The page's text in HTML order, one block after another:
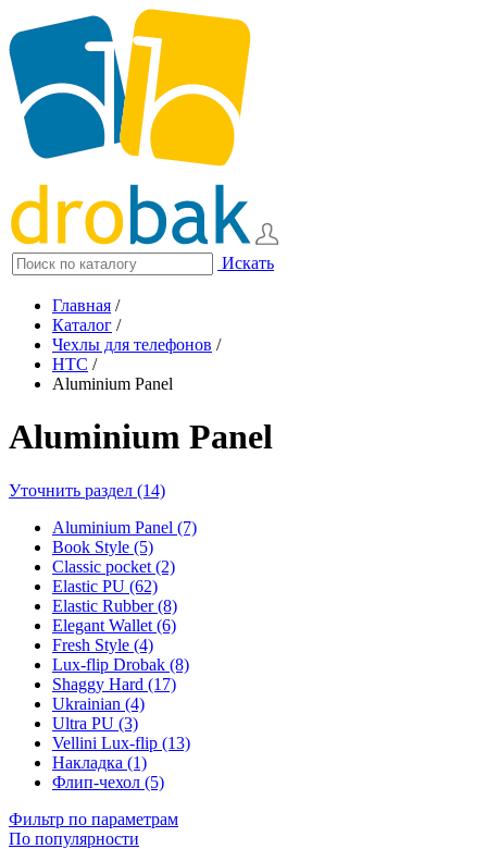
Искать
Главная /
Каталог /
Чехлы для телефонов /
HTC /
Aluminium Panel
Aluminium Panel
Уточнить раздел (14)
Aluminium Panel (7)
Book Style (5)
Classic pocket (2)
Elastic PU (62)
Elastic Rubber (8)
Elegant Wallet (6)
Fresh Style (4)
Lux-flip Drobak (8)
Shaggy Hard (17)
Ukrainian (4)
Ultra PU (3)
Vellini Lux-flip (13)
Накладка (1)
Флип-чехол (5)
Фильтр по параметрам
По популярности